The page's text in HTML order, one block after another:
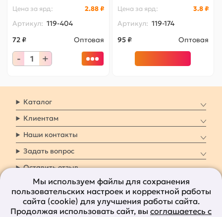
Цена за ярд: 2.88 ₽
Артикул: 119-404
72 ₽
Оптовая
- +
Цена за ярд: 3.8 ₽
Артикул: 119-174
95 ₽
Оптовая
Каталог
Клиентам
Наши контакты
Задать вопрос
Оставить отзыв
8 800 7009 161 Заказать звонок
Наши социальные
Мы используем файлы для сохранения
пользовательских настроек и корректной работы
сайта (cookie) для улучшения работы сайта.
Продолжая использовать сайт, вы соглашаетесь с